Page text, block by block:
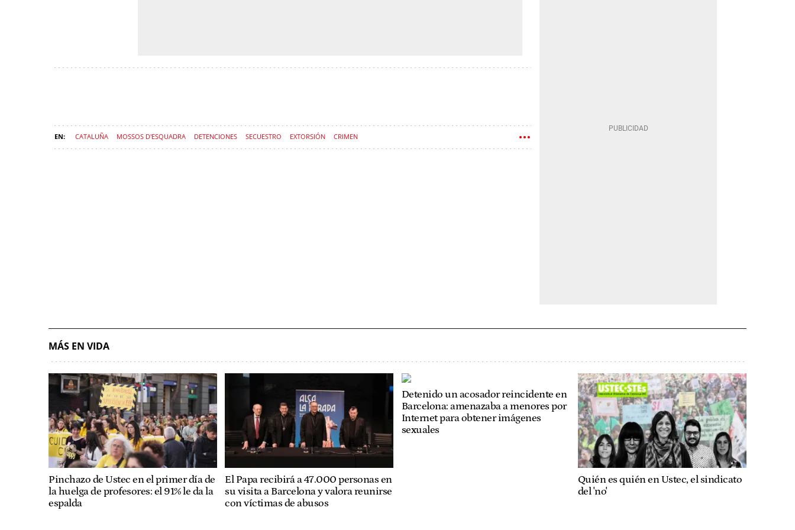
CATALUÑA MOSSOS D'ESQUADRA DETENCIONES SECUESTRO EXTORSIÓN CRIMEN
MÁS EN VIDA
Pinchazo de Ustec en el primer día de
la huelga de profesores: el 91% le da la
espalda
El Papa recibirá a 47.000 personas en
su visita a Barcelona y valora reunirse
con víctimas de abusos
Detenido un acosador reincidente en
Barcelona: amenazaba a menores por
Internet para obtener imágenes
sexuales
Quién es quién en Ustec, el sindicato
del 'no'